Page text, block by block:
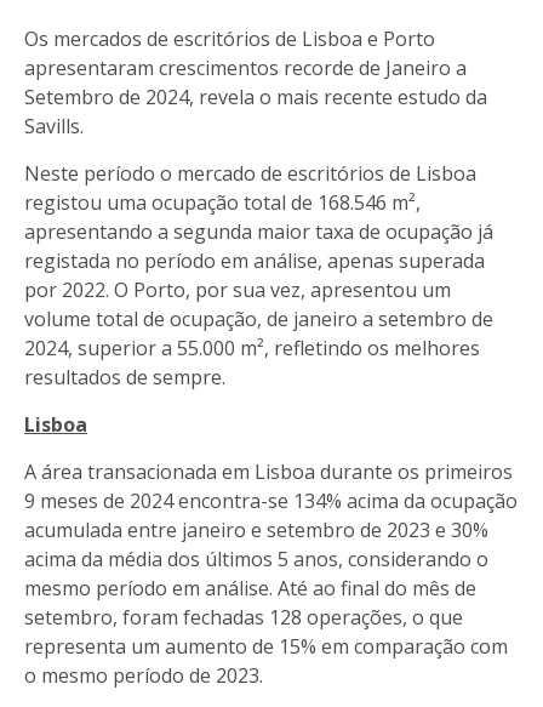
Os mercados de escritórios de Lisboa e Porto
apresentaram crescimentos recorde de Janeiro a
Setembro de 2024, revela o mais recente estudo da
Savills.
Neste período o mercado de escritórios de Lisboa
registou uma ocupação total de 168.546 m²,
apresentando a segunda maior taxa de ocupação já
registada no período em análise, apenas superada
por 2022. O Porto, por sua vez, apresentou um
volume total de ocupação, de janeiro a setembro de
2024, superior a 55.000 m², refletindo os melhores
resultados de sempre.
Lisboa
A área transacionada em Lisboa durante os primeiros
9 meses de 2024 encontra-se 134% acima da ocupação
acumulada entre janeiro e setembro de 2023 e 30%
acima da média dos últimos 5 anos, considerando o
mesmo período em análise. Até ao final do mês de
setembro, foram fechadas 128 operações, o que
representa um aumento de 15% em comparação com
o mesmo período de 2023.